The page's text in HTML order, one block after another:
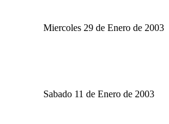
Miercoles 29 de Enero de 2003
Sabado 11 de Enero de 2003